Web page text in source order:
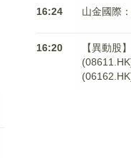
16:24 山金國際
16:20
【異動股